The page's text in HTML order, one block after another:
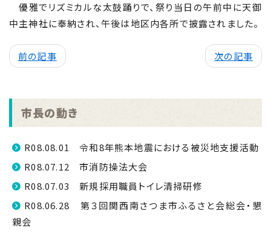
優雅でリズミカルな太鼓踊りで、祭り当日の午前中に天御
中主神社に奉納され、午後は地区内各所で披露されました。
前の記事 次の記事
市長の動き
R08.08.01 令和8年熊本地震における被災地支援活動
R08.07.12 市消防操法大会
R08.07.03 新規採用職員トイレ清掃研修
R08.06.28 第３回関西南さつま市ふるさと会総会・懇
親会